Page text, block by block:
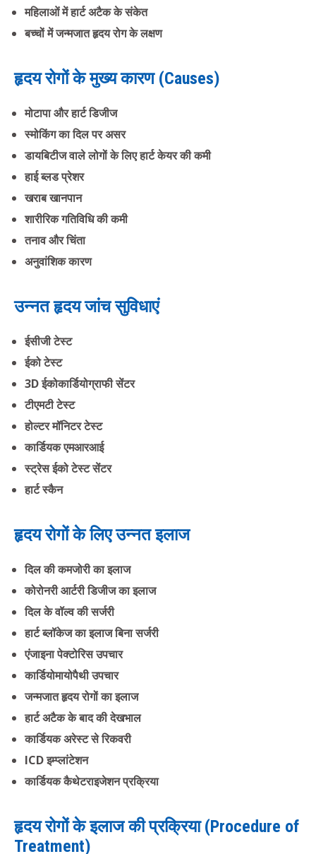
महिलाओं में हार्ट अटैक के संकेत
बच्चों में जन्मजात हृदय रोग के लक्षण
हृदय रोगों के मुख्य कारण (Causes)
मोटापा और हार्ट डिजीज
स्मोकिंग का दिल पर असर
डायबिटीज वाले लोगों के लिए हार्ट केयर की कमी
हाई ब्लड प्रेशर
खराब खानपान
शारीरिक गतिविधि की कमी
तनाव और चिंता
अनुवांशिक कारण
उन्नत हृदय जांच सुविधाएं
ईसीजी टेस्ट
ईको टेस्ट
3D ईकोकार्डियोग्राफी सेंटर
टीएमटी टेस्ट
होल्टर मॉनिटर टेस्ट
कार्डियक एमआरआई
स्ट्रेस ईको टेस्ट सेंटर
हार्ट स्कैन
हृदय रोगों के लिए उन्नत इलाज
दिल की कमजोरी का इलाज
कोरोनरी आर्टरी डिजीज का इलाज
दिल के वॉल्व की सर्जरी
हार्ट ब्लॉकेज का इलाज बिना सर्जरी
एंजाइना पेक्टोरिस उपचार
कार्डियोमायोपैथी उपचार
जन्मजात हृदय रोगों का इलाज
हार्ट अटैक के बाद की देखभाल
कार्डियक अरेस्ट से रिकवरी
ICD इम्प्लांटेशन
कार्डियक कैथेटराइजेशन प्रक्रिया
हृदय रोगों के इलाज की प्रक्रिया (Procedure of
Treatment)